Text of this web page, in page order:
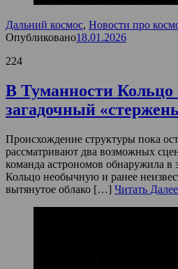
Дальний космос, Новости про
Опубликовано18.01.2026
224
В Туманности Кольцо
загадочный
Происхождение структуры пока
рассматривают два возможных
команда астрономов обнаружила в
Кольцо необычную и ранее
вытянутое облако […] Читать Далее